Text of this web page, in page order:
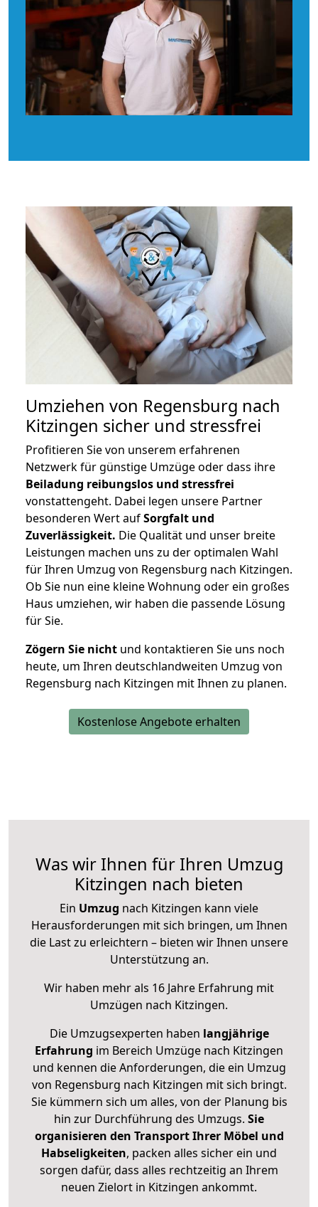
Umziehen von Regensburg nach
Kitzingen sicher und stressfrei
Profitieren Sie von unserem erfahrenen
Netzwerk für günstige Umzüge oder dass ihre
Beiladung reibungslos und stressfrei
vonstattengeht. Dabei legen unsere Partner
besonderen Wert aufSorgfalt und
Zuverlässigkeit. Die Qualität und unser breite
Leistungen machen uns zu der optimalen Wahl
für Ihren Umzug von Regensburg nach Kitzingen.
Ob Sie nun eine kleine Wohnung oder ein großes
Haus umziehen, wir haben die passende Lösung
für Sie.
Zögern Sie nicht und kontaktieren Sie uns noch
heute, um Ihren deutschlandweiten Umzug von
Regensburg nach Kitzingen mit Ihnen zu planen.
Kostenlose Angebote erhalten
Was wir Ihnen für Ihren Umzug
Kitzingen nach bieten
Ein Umzug nach Kitzingen kann viele
Herausforderungen mit sich bringen, um Ihnen
die Last zu erleichtern – bieten wir Ihnen unsere
Unterstützung an.
Wir haben mehr als 16 Jahre Erfahrung mit
Umzügen nach Kitzingen.
Die Umzugsexperten haben langjährige
Erfahrung im Bereich Umzüge nach Kitzingen
und kennen die Anforderungen, die ein Umzug
von Regensburg nach Kitzingen mit sich bringt.
Sie kümmern sich um alles, von der Planung bis
hin zur Durchführung des Umzugs. Sie
organisieren den Transport Ihrer Möbel und
Habseligkeiten, packen alles sicher ein und
sorgen dafür, dass alles rechtzeitig an Ihrem
neuen Zielort in Kitzingen ankommt.